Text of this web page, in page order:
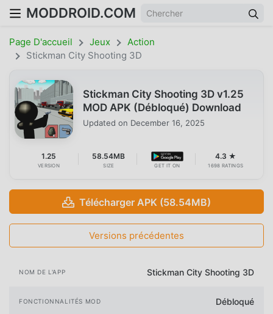
MODDROID.COM
Page D'accueil Jeux
Action
Stickman City Shooting 3D
Stickman City Shooting 3D v1.25
MOD APK (Débloqué) Download
Updated on December 16, 2025
1.25
VERSION
58.54MB
SIZE GET IT ON
4.3 ★
1698 RATINGS
Télécharger APK (58.54MB)
Versions précédentes
NOM DE L'APP Stickman City Shooting 3D
FONCTIONNALITÉS MOD Débloqué